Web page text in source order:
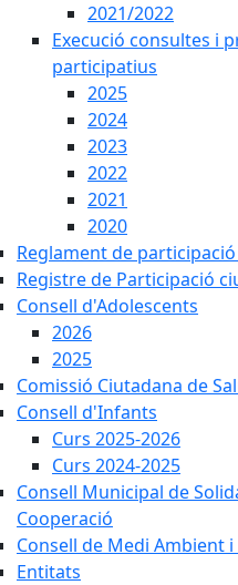
2021/2022
Execució consultes i
participatius
2025
2024
2023
2022
2021
2020
Reglament de
Registre de Participació
Consell d'Adolescents
2026
2025
Comissió Ciutadana de
Consell d'Infants
Curs 2025-2026
Curs 2024-2025
Consell Municipal de
Cooperació
Consell de Medi Ambient
Entitats